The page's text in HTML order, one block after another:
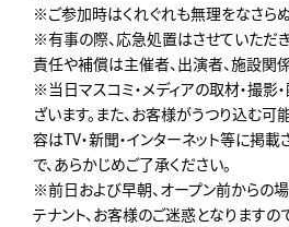
※ご参加時はくれぐれも無理をなさらぬ
※有事の際、応急処置はさせていただ
責任や補償は主催者、出演者、施設関
※当日マスコミ・メディアの取材・撮影
ざいます。また、お客様がうつり込む可
容はTV・新聞・インターネット等に掲
で、あらかじめご了承ください。
※前日および早朝、オープン前からの
テナント、お客様のご迷惑となりますの